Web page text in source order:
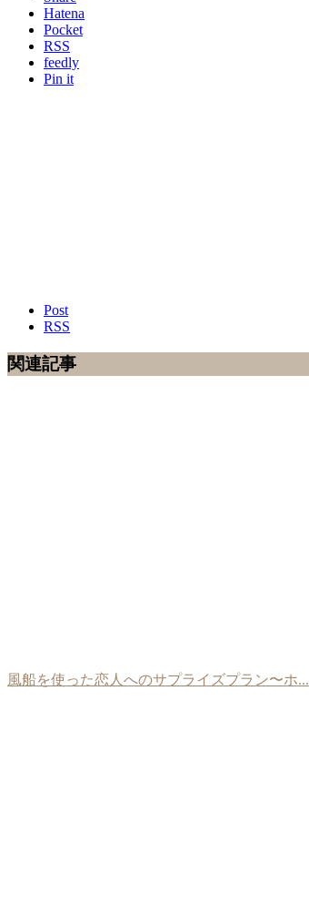
Hatena
Pocket
RSS
feedly
Pin it
Post
RSS
関連記事
風船を使った恋人へのサプライズプラン〜ホ...